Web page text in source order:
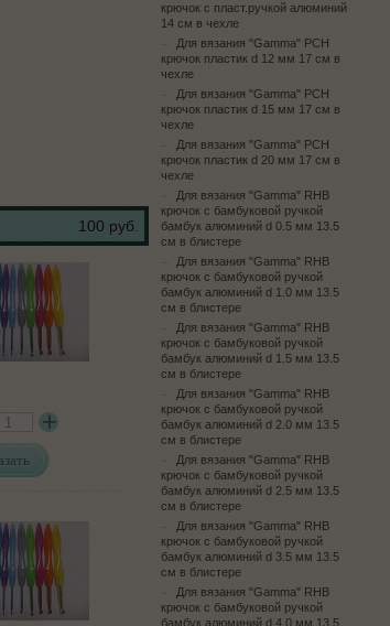
100 руб.
крючок с пласт.ручкой алюминий
14 см в чехле
Для вязания "Gamma" PCH
крючок пластик d 12 мм 17 см в
чехле
Для вязания "Gamma" PCH
крючок пластик d 15 мм 17 см в
чехле
Для вязания "Gamma" PCH
крючок пластик d 20 мм 17 см в
чехле
Для вязания "Gamma" RHB
крючок с бамбуковой ручкой
бамбук алюминий d 0.5 мм 13.5
см в блистере
Для вязания "Gamma" RHB
крючок с бамбуковой ручкой
бамбук алюминий d 1.0 мм 13.5
см в блистере
Для вязания "Gamma" RHB
крючок с бамбуковой ручкой
бамбук алюминий d 1.5 мм 13.5
см в блистере
Для вязания "Gamma" RHB
крючок с бамбуковой ручкой
бамбук алюминий d 2.0 мм 13.5
см в блистере
Для вязания "Gamma" RHB
крючок с бамбуковой ручкой
бамбук алюминий d 2.5 мм 13.5
см в блистере
Для вязания "Gamma" RHB
крючок с бамбуковой ручкой
бамбук алюминий d 3.5 мм 13.5
см в блистере
Для вязания "Gamma" RHB
крючок с бамбуковой ручкой
бамбук алюминий d 4.0 мм 13.5